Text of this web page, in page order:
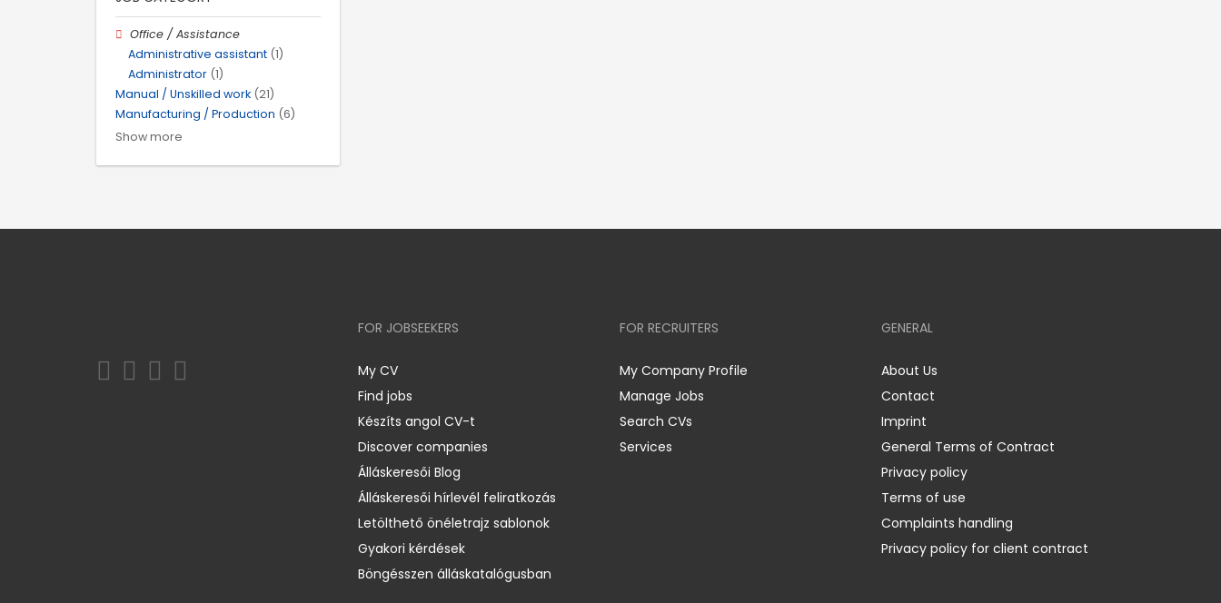
Office / Assistance
Administrative assistant (1)
Administrator (1)
Manual / Unskilled work (21)
Manufacturing / Production (6)
Show more
FOR JOBSEEKERS
My CV
Find jobs
Készíts angol CV-t
Discover companies
Álláskeresői Blog
Álláskeresői hírlevél feliratkozás
Letölthető önéletrajz sablonok
Gyakori kérdések
Böngésszen álláskatalógusban
FOR RECRUITERS
My Company Profile
Manage Jobs
Search CVs
Services
GENERAL
About Us
Contact
Imprint
General Terms of Contract
Privacy policy
Terms of use
Complaints handling
Privacy policy for client contract